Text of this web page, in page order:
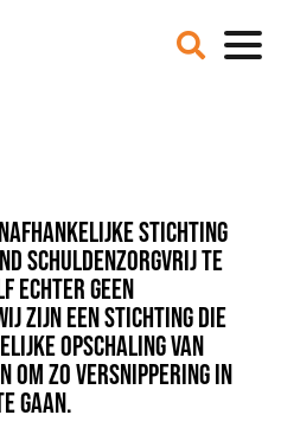
STICHTING
SCHULDENZORGVRIJ TE
ECHTERGEEN
ZIJN EEN STICHTING DIE
OPSCHALING VAN
OM ZO VERSNIPPERING IN
GAAN.